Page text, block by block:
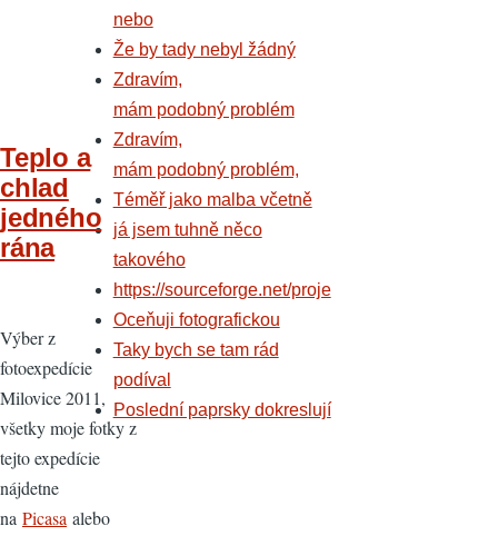
Teplo a
chlad
jedného
rána
Výber z
fotoexpedície
Milovice 2011,
všetky moje fotky z
tejto expedície
nájdetne
na Picasa alebo
nebo
Že by tady nebyl žádný
Zdravím,
mám podobný problém
Zdravím,
mám podobný problém,
Téměř jako malba včetně
já jsem tuhně něco
takového
https://sourceforge.net/proje
Oceňuji fotografickou
Taky bych se tam rád
podíval
Poslední paprsky dokreslují